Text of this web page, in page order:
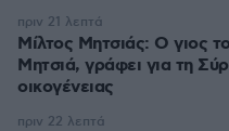
Μίλτος Μητσιάς: Ο γιος
Μητσιά, γράφει για τη
οικογένειας
πριν 21 λεπτά
πριν 22 λεπτά